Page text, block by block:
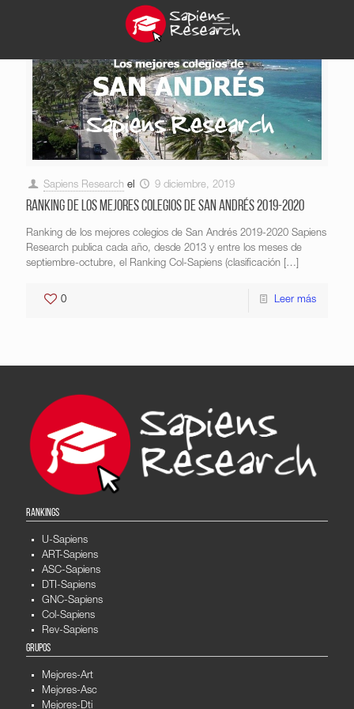
Sapiens Research el 9 diciembre, 2019
Ranking de los mejores colegios de San Andrés 2019-2020
Ranking de los mejores colegios de San Andrés 2019-2020 Sapiens
Research publica cada año, desde 2013 y entre los meses de
septiembre-octubre, el Ranking Col-Sapiens (clasificación […]
0 Leer más
RANKINGS
U-Sapiens
ART-Sapiens
ASC-Sapiens
DTI-Sapiens
GNC-Sapiens
Col-Sapiens
Rev-Sapiens
GRUPOS
Mejores-Art
Mejores-Asc
Mejores-Dti